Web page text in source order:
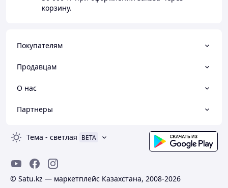
корзину.
Покупателям
Продавцам
О нас
Партнеры
Тема - светлая BETA
© Satu.kz — маркетплейс Казахстана, 2008-2026